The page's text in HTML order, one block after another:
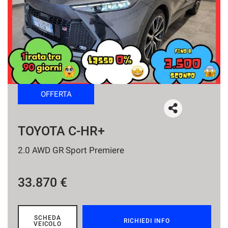
NEWS
OFFERTA
TOYOTA C-HR+
2.0 AWD GR Sport Premiere
33.870 €
SCHEDA
VEICOLO
RICHIEDI INFO
tracciamento
che
adottiamo
per
offrire
le
funzionalità
e
svolgere
attività
seguito
descritte.
Per
ottenere
informazioni
sull'utilità
sul
funzionamento